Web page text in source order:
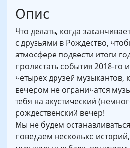
Опис
Что делать, когда
с друзьями в Рождество,
атмосфере подвести итоги
пролистать события 2018-го
четырех друзей музыкантов,
вечером не ограничатся
тебя на акустический
рождественский вечер!
Мы не будем
поведаем несколько